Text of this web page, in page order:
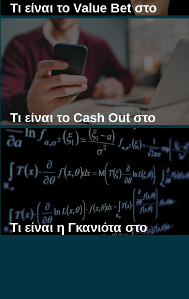
Τι είναι το Value Bet στο
Στοίχημα;
Τι είναι το Cash Out στο
Στοίχημα;
Τι είναι η Γκανιότα στο